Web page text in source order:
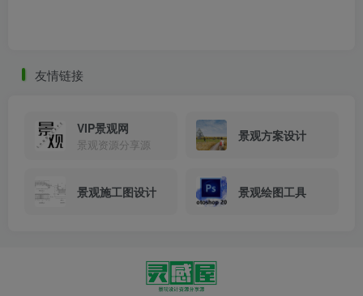
友情链接
VIP景观网
景观资源分享源
景观方案设计
景观施工图设计 景观绘图工具